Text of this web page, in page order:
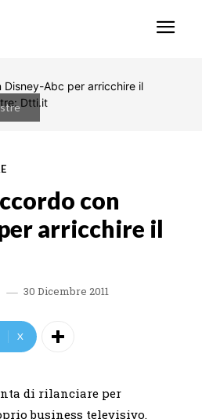
con
arricchire il
30 Dicembre 2011
X
di rilanciare per
business televisivo.